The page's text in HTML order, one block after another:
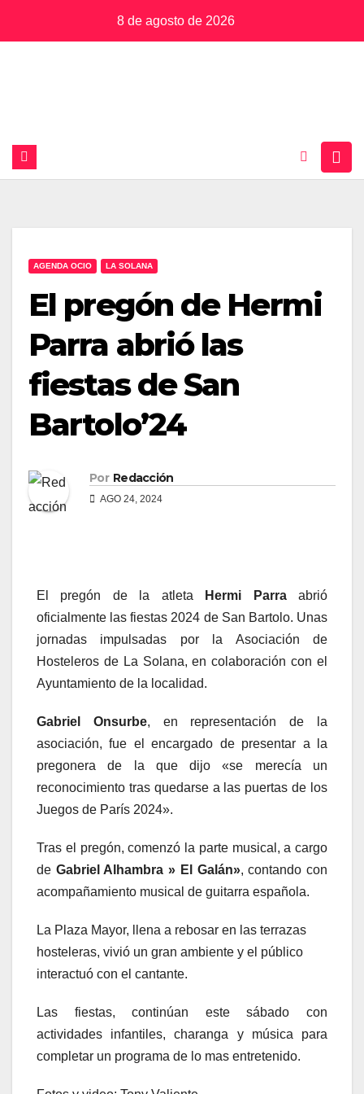
8 de agosto de 2026
AGENDA OCIO LA SOLANA
El pregón de Hermi
Parra abrió las
fiestas de San
Bartolo’24
Por Redacción
AGO 24, 2024
El pregón de la atleta Hermi Parraabrió
oficialmente las fiestas 2024 de San Bartolo. Unas
jornadas impulsadas por la Asociación de
Hosteleros de La Solana, en colaboración con el
Ayuntamiento de la localidad.
Gabriel Onsurbe, en representación de la
asociación, fue el encargado de presentar a la
pregonera de la que dijo «se merecía un
reconocimiento tras quedarse a las puertas de los
Juegos de París 2024».
Tras el pregón, comenzó la parte musical, a cargo
de Gabriel Alhambra » El Galán», contando con
acompañamiento musical de guitarra española.
La Plaza Mayor, llena a rebosar en las terrazas
hosteleras, vivió un gran ambiente y el público
interactuó con el cantante.
Las fiestas, continúan este sábado con
actividades infantiles, charanga y música para
completar un programa de lo mas entretenido.